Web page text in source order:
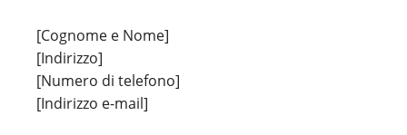
[Cognome e Nome]
[Indirizzo]
[Numero di telefono]
[Indirizzo e-mail]